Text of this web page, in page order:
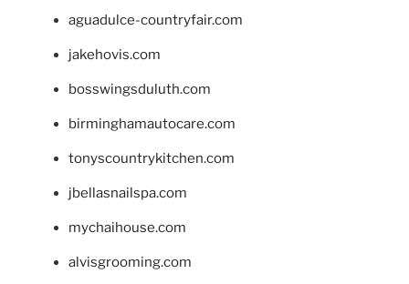
aguadulce-countryfair.com
jakehovis.com
bosswingsduluth.com
birminghamautocare.com
tonyscountrykitchen.com
jbellasnailspa.com
mychaihouse.com
alvisgrooming.com